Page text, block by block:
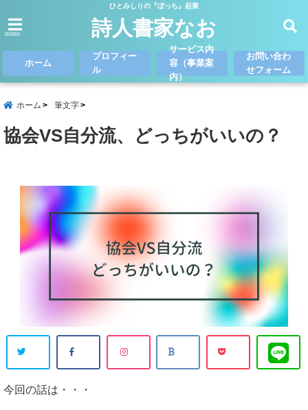
ひとみしりの『ぼっち』起業
menu 詩人書家なお
ホーム
プロフィー
ル
サービス内
容（事業案
内）
お問い合わ
せフォーム
ホーム 筆文字
協会VS自分流、どっちがいいの？
今回の話は・・・